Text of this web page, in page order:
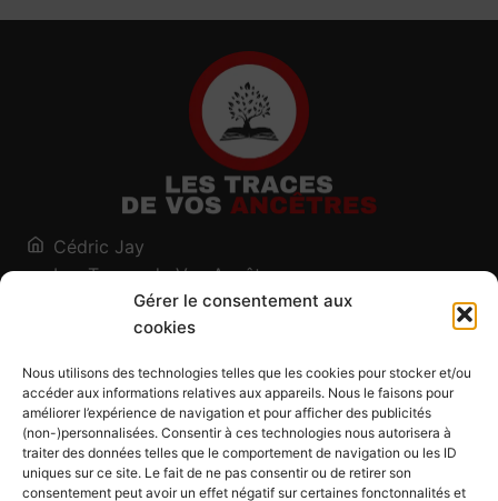
Gérer le consentement aux
cookies
Nous utilisons des technologies telles que les cookies pour stocker et/ou
accéder aux informations relatives aux appareils. Nous le faisons pour
améliorer l’expérience de navigation et pour afficher des publicités
(non-)personnalisées. Consentir à ces technologies nous autorisera à
traiter des données telles que le comportement de navigation ou les ID
uniques sur ce site. Le fait de ne pas consentir ou de retirer son
consentement peut avoir un effet négatif sur certaines fonctonnalités et
Cédric Jay
Les Traces de Vos Ancêtres
120, chemin des Salines
73200 Albertville - Savoie
Blog
Outils généalogiques
Contact
Plan du site